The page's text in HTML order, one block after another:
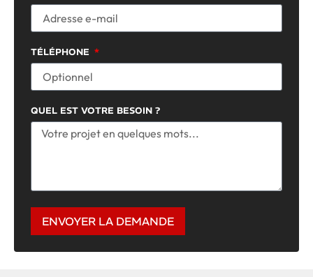
TÉLÉPHONE
QUEL EST VOTRE BESOIN ?
ENVOYER LA DEMANDE